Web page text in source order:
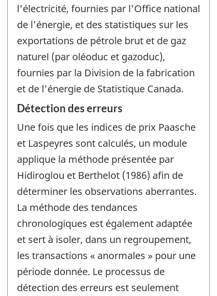
l'électricité, fournies par l'Office national
de l'énergie, et des statistiques sur les
exportations de pétrole brut et de gaz
naturel (par oléoduc et gazoduc),
fournies par la Division de la fabrication
et de l'énergie de Statistique Canada.
Détection des erreurs
Une fois que les indices de prix Paasche
et Laspeyres sont calculés, un module
applique la méthode présentée par
Hidiroglou et Berthelot (1986) afin de
déterminer les observations aberrantes.
La méthode des tendances
chronologiques est également adaptée
et sert à isoler, dans un regroupement,
les transactions « anormales » pour une
période donnée. Le processus de
détection des erreurs est seulement